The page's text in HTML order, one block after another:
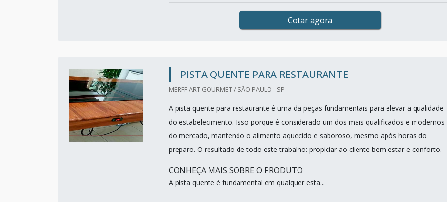
Cotar agora
PISTA QUENTE PARA RESTAURANTE
MERFF ART GOURMET / SÃO PAULO - SP
A pista quente para restaurante é uma da peças fundamentais para elevar a qualidade
do estabelecimento. Isso porque é considerado um dos mais qualificados e modernos
do mercado, mantendo o alimento aquecido e saboroso, mesmo após horas do
preparo. O resultado de todo este trabalho: propiciar ao cliente bem estar e conforto.
CONHEÇA MAIS SOBRE O PRODUTO
A pista quente é fundamental em qualquer esta...